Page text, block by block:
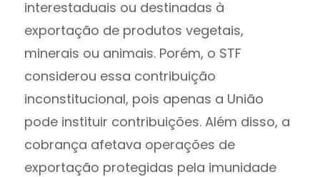
interestaduais ou destinadas à
exportação de produtos vegetais,
minerais ou animais. Porém, o STF
considerou essa contribuição
inconstitucional, pois apenas a União
pode instituir contribuições. Além disso, a
cobrança afetava operações de
exportação protegidas pela imunidade